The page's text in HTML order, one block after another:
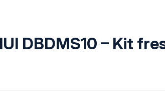
DBDMS10 – Kit